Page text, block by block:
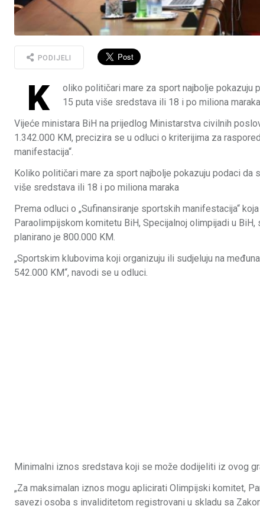
PODIJELI
K
oliko političari mare za sport najbolje pokazuju
15 puta više sredstava ili 18 i po miliona
Vijeće ministara BiH na prijedlog Ministarstva civilnih
1.342.000 KM, precizira se u odluci o kriterijima za
manifestacija“.
Koliko političari mare za sport najbolje pokazuju podaci
više sredstava ili 18 i po miliona maraka
Prema odluci o „Sufinansiranje sportskih manifestacija“
Paraolimpijskom komitetu BiH, Specijalnoj olimpijadi u
planirano je 800.000 KM.
„Sportskim klubovima koji organizuju ili sudjeluju na
542.000 KM“, navodi se u odluci.
Minimalni iznos sredstava koji se može dodijeliti iz ovog
„Za maksimalan iznos mogu aplicirati Olimpijski komitet,
savezi osoba s invaliditetom registrovani u skladu sa